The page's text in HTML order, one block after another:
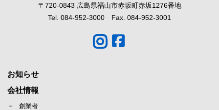
〒720-0843 広島県福山市赤坂町赤坂1276番地
Tel. 084-952-3000 Fax. 084-952-3001
お知らせ
会社情報
創業者